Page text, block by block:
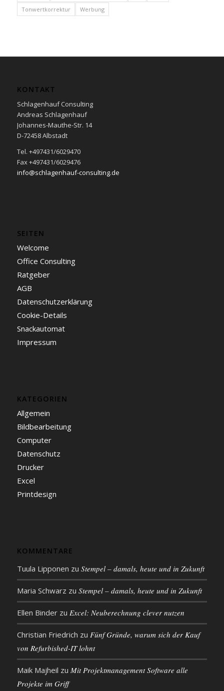
Tonwertkorrektur
Werbung
KONTAKT
Schlagenhauf Consulting
Andreas Schlagenhauf
Johannes-Mauthe-Str. 14
D-72458 Albstadt
Tel. +497431/6029470
Fax +497431/6029476
info@schlagenhauf-consulting.de
SEITEN
Welcome
Office Consulting
Ratgeber
AGB
Datenschutzerklärung
Cookie-Details
Snackautomat
Impressum
KATEGORIEN
Allgemein
Bildbearbeitung
Computer
Datenschutz
Drucker
Excel
Printdesign
KOMMENTARE
Tuula Lipponen zu Stempel – damals, heute und in Zukunft
Maria Schwarz zu Stempel – damals, heute und in Zukunft
Ellen Binderzu Excel: Neu­be­rech­nung clever nutzen
Christian Friedrich zu Fünf Gründe, warum sich der Kauf
von Refurbished-IT lohnt
Maik Majheil zu Mit Projekt­management Soft­ware alle
Projekte im Griff